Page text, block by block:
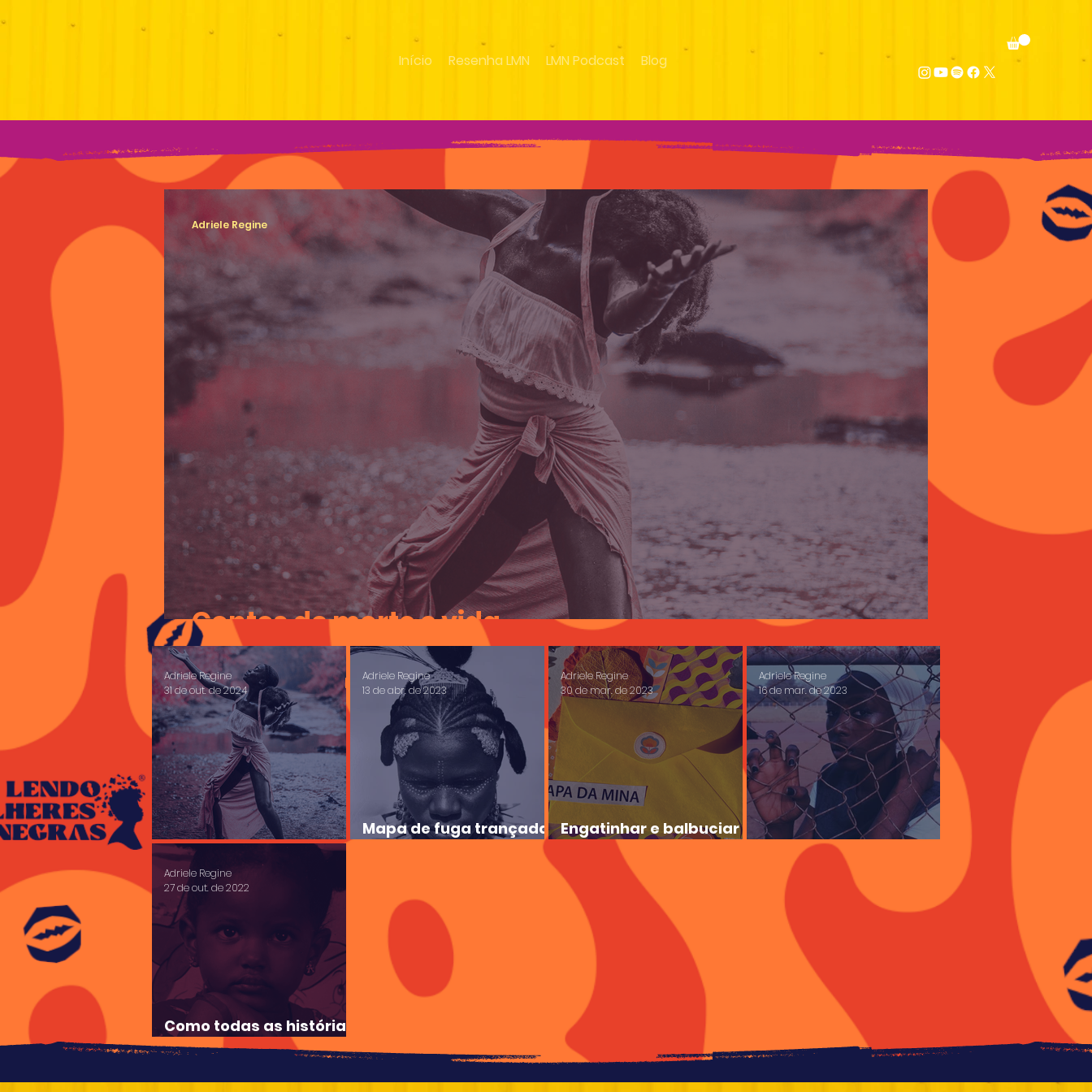
Início Resenha LMN LMN Podcast Blog
Contos de morte e vida
Adriele Regine
Contos de morte e vida
Adriele Regine
31 de out. de 2024
Mapa de fuga trançada
Adriele Regine
13 de abr. de 2023
Engatinhar e balbuciar
desejos…
Adriele Regine
30 de mar. de 2023
Você já se traiu hoje!
Adriele Regine
16 de mar. de 2023
Como todas as histórias
começam?
Adriele Regine
27 de out. de 2022